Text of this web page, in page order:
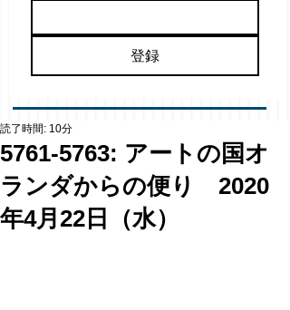
登録
5761-5763: アートの国オ
ランダからの便り 2020
年4月22日（水）
読了時間: 10分